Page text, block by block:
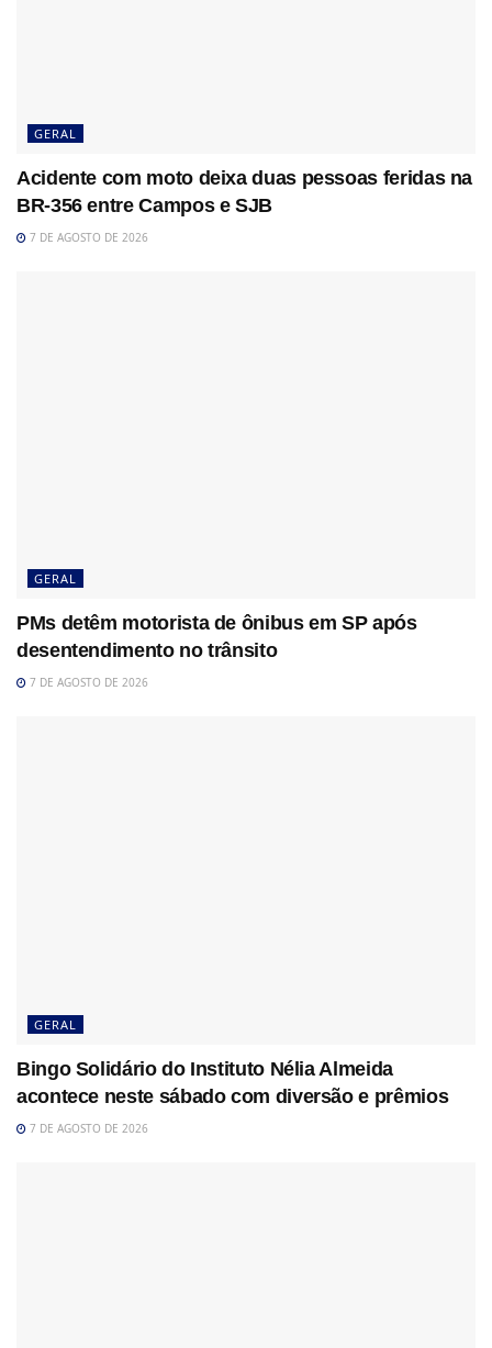
GERAL
Acidente com moto deixa duas pessoas feridas na
BR-356 entre Campos e SJB
7 DE AGOSTO DE 2026
GERAL
PMs detêm motorista de ônibus em SP após
desentendimento no trânsito
7 DE AGOSTO DE 2026
GERAL
Bingo Solidário do Instituto Nélia Almeida
acontece neste sábado com diversão e prêmios
7 DE AGOSTO DE 2026